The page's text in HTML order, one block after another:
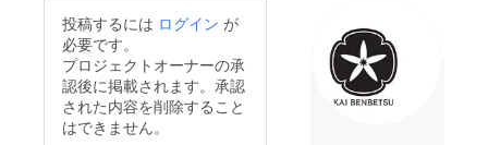
投稿するには ログイン が
必要です。
プロジェクトオーナーの承
認後に掲載されます。承認
された内容を削除すること
はできません。